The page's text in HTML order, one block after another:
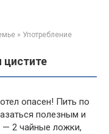
» Употребление
цистите
опасен! Пить по
полезным и
2 чайные ложки,